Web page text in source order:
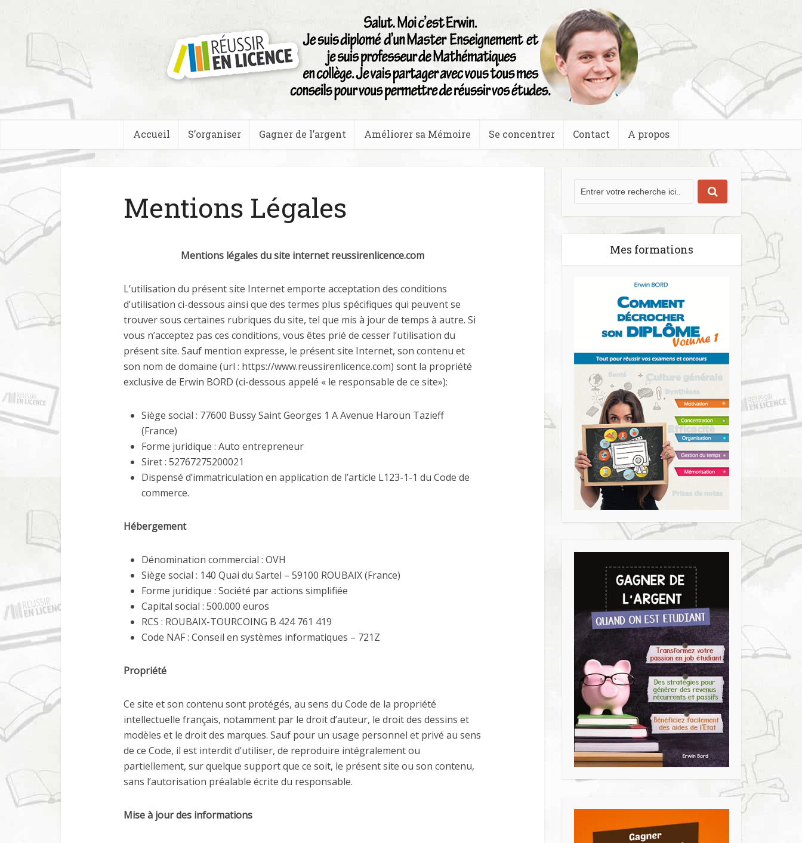
Accueil S’organiser Gagner de l’argent Améliorer sa Mémoire Se concentrer Contact A propos
Mentions Légales
Mentions légales du site internet reussirenlicence.com
L’utilisation du présent site Internet emporte acceptation des conditions
d’utilisation ci-dessous ainsi que des termes plus spécifiques qui peuvent se
trouver sous certaines rubriques du site, tel que mis à jour de temps à autre. Si
vous n’acceptez pas ces conditions, vous êtes prié de cesser l’utilisation du
présent site. Sauf mention expresse, le présent site Internet, son contenu et
son nom de domaine (url : https://www.reussirenlicence.com) sont la propriété
exclusive de Erwin BORD (ci-dessous appelé « le responsable de ce site»):
Siège social : 77600 Bussy Saint Georges 1 A Avenue Haroun Tazieff
(France)
Forme juridique : Auto entrepreneur
Siret : 52767275200021
Dispensé d’immatriculation en application de l’article L123-1-1 du Code de
commerce.
Hébergement
Dénomination commercial : OVH
Siège social : 140 Quai du Sartel – 59100 ROUBAIX (France)
Forme juridique : Société par actions simplifiée
Capital social : 500.000 euros
RCS : ROUBAIX-TOURCOING B 424 761 419
Code NAF : Conseil en systèmes informatiques – 721Z
Propriété
Ce site et son contenu sont protégés, au sens du Code de la propriété
intellectuelle français, notamment par le droit d’auteur, le droit des dessins et
modèles et le droit des marques. Sauf pour un usage personnel et privé au sens
de ce Code, il est interdit d’utiliser, de reproduire intégralement ou
partiellement, sur quelque support que ce soit, le présent site ou son contenu,
sans l’autorisation préalable écrite du responsable.
Mise à jour des informations
Mes formations